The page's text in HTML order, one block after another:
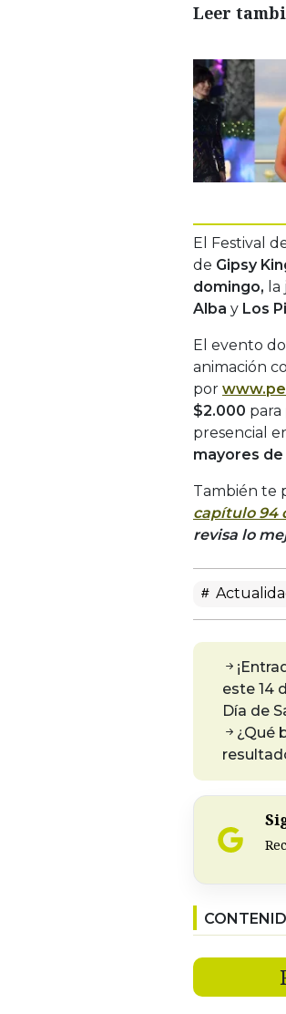
Leer
El Festival
de Gipsy
domingo,
Alba y Los
El evento
animación
por
$2.000 para
presencial
mayores
También te
capítulo 94
revisa lo
este 14
Día de
¿Qué